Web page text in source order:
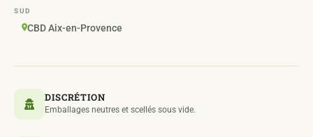
SUD
CBD Aix-en-Provence
DISCRÉTION
Emballages neutres et scellés sous vide.